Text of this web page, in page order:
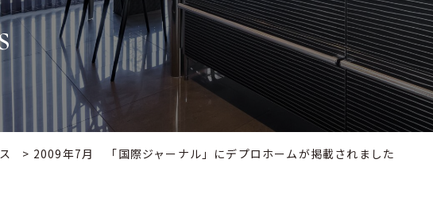
> 2009年7月 「国際ジャーナル」にデプロホームが掲載されました